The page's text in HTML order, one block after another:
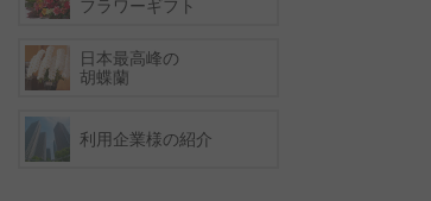
フラワーギフト
日本最高峰の
胡蝶蘭
利用企業様の紹介